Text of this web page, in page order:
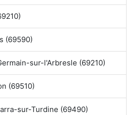
(69590)
sur-l'Arbresle (69210)
(69510)
sur-Turdine (69490)